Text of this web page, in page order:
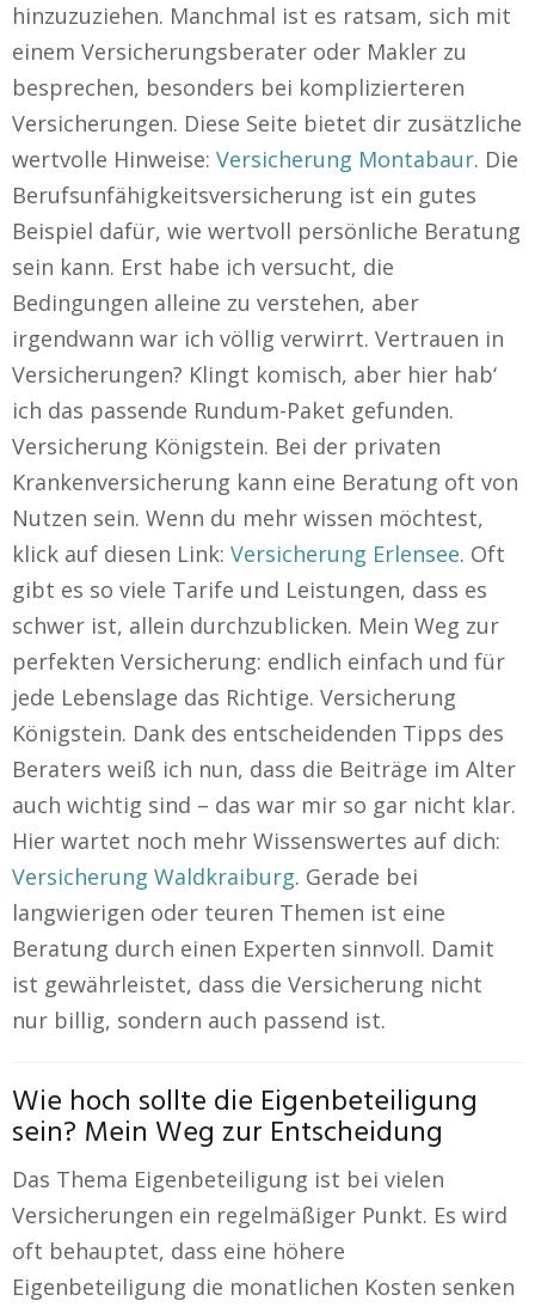
hinzuzuziehen. Manchmal ist es ratsam, sich mit
einem Versicherungsberater oder Makler zu
besprechen, besonders bei komplizierteren
Versicherungen. Diese Seite bietet dir zusätzliche
wertvolle Hinweise: Versicherung Montabaur. Die
Berufsunfähigkeitsversicherung ist ein gutes
Beispiel dafür, wie wertvoll persönliche Beratung
sein kann. Erst habe ich versucht, die
Bedingungen alleine zu verstehen, aber
irgendwann war ich völlig verwirrt. Vertrauen in
Versicherungen? Klingt komisch, aber hier hab‘
ich das passende Rundum-Paket gefunden.
Versicherung Königstein. Bei der privaten
Krankenversicherung kann eine Beratung oft von
Nutzen sein. Wenn du mehr wissen möchtest,
klick auf diesen Link: Versicherung Erlensee. Oft
gibt es so viele Tarife und Leistungen, dass es
schwer ist, allein durchzublicken. Mein Weg zur
perfekten Versicherung: endlich einfach und für
jede Lebenslage das Richtige. Versicherung
Königstein. Dank des entscheidenden Tipps des
Beraters weiß ich nun, dass die Beiträge im Alter
auch wichtig sind – das war mir so gar nicht klar.
Hier wartet noch mehr Wissenswertes auf dich:
Versicherung Waldkraiburg. Gerade bei
langwierigen oder teuren Themen ist eine
Beratung durch einen Experten sinnvoll. Damit
ist gewährleistet, dass die Versicherung nicht
nur billig, sondern auch passend ist.
Wie hoch sollte die Eigenbeteiligung
sein? Mein Weg zur Entscheidung
Das Thema Eigenbeteiligung ist bei vielen
Versicherungen ein regelmäßiger Punkt. Es wird
oft behauptet, dass eine höhere
Eigenbeteiligung die monatlichen Kosten senken